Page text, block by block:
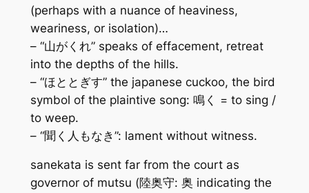
(perhaps with a nuance of heaviness,
weariness, or isolation)…
– “山がくれ” speaks of effacement, retreat
into the depths of the hills.
– “ほととぎす” the japanese cuckoo, the bird
symbol of the plaintive song: 鳴く = to sing /
to weep.
– “聞く人もなき”: lament without witness.
sanekata is sent far from the court as
governor of mutsu (陸奥守: 奥 indicating the